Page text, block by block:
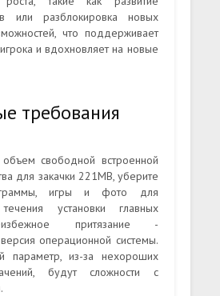
или разблокировка новых
что поддерживает
и вдохновляет на новые
требования
свободной встроенной
для закачки 221MB, уберите
игры и фото для
установки главных
притязание -
операционной системы.
параметр, из-за нехороших
будут сложности с